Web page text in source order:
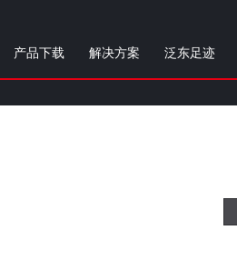
产品下载 解决方案 泛东足迹